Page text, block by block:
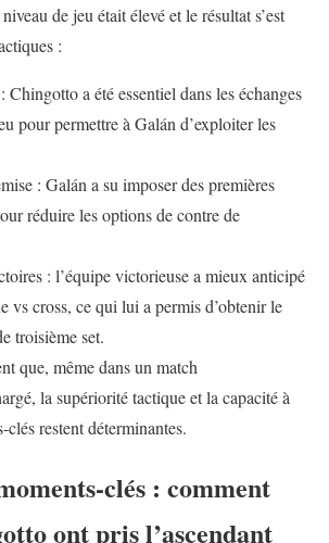
de jeu était élevé et le résultat s’est
:
a été essentiel dans les échanges
pour permettre à Galán d’exploiter les
: Galán a su imposer des premières
réduire les options de contre de
: l’équipe victorieuse a mieux anticipé
vs cross, ce qui lui a permis d’obtenir le
troisième set.
que, même dans un match
la supériorité tactique et la capacité à
clés restent déterminantes.
clés : comment
ont pris l’ascendant